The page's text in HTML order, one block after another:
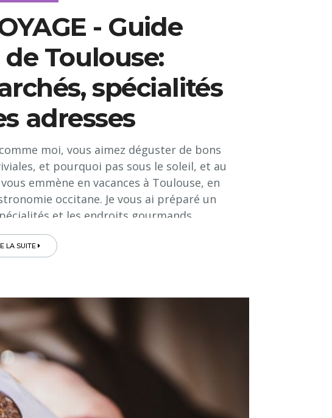
- Guide
Toulouse:
spécialités
adresses
moi, vous aimez déguster de bons
et pourquoi pas sous le soleil, et au
emmène en vacances à Toulouse, en
occitane. Je vous ai préparé un
et les endroits gourmands...
LA SUITE